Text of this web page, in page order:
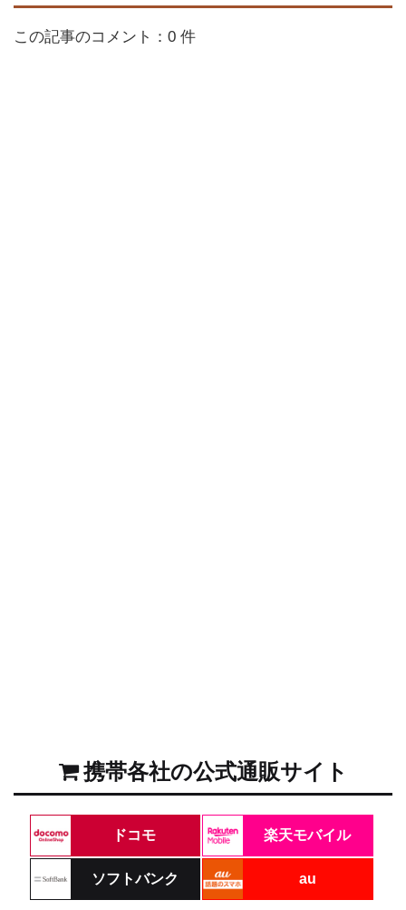
この記事のコメント：0 件
携帯各社の公式通販サイト
ドコモ 楽天モバイル
ソフトバンク au